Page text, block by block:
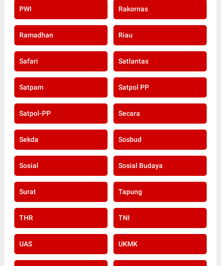
PWI Rakornas
Ramadhan Riau
Safari Satlantas
Satpam Satpol PP
Satpol-PP Secara
Sekda Sosbud
Sosial Sosial Budaya
Surat Tapung
THR TNI
UAS UKMK